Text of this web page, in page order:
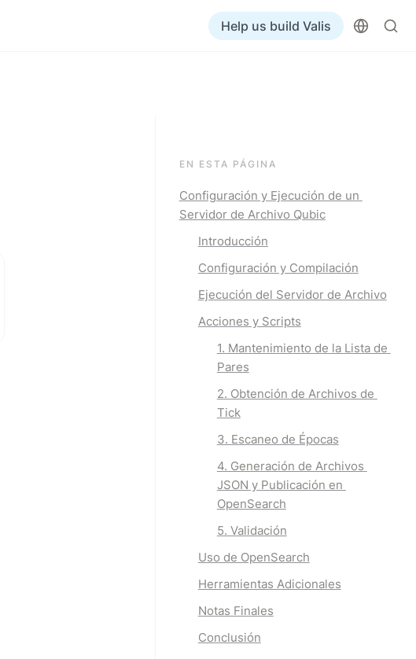
Help us build Valis
EN ESTA PÁGINA
Configuración y Ejecución de un
Servidor de Archivo Qubic
Introducción
Configuración y Compilación
Ejecución del Servidor de Archivo
Acciones y Scripts
1. Mantenimiento de la Lista de
Pares
2. Obtención de Archivos de
Tick
3. Escaneo de Épocas
4. Generación de Archivos
JSON y Publicación en
OpenSearch
5. Validación
Uso de OpenSearch
Herramientas Adicionales
Notas Finales
Conclusión